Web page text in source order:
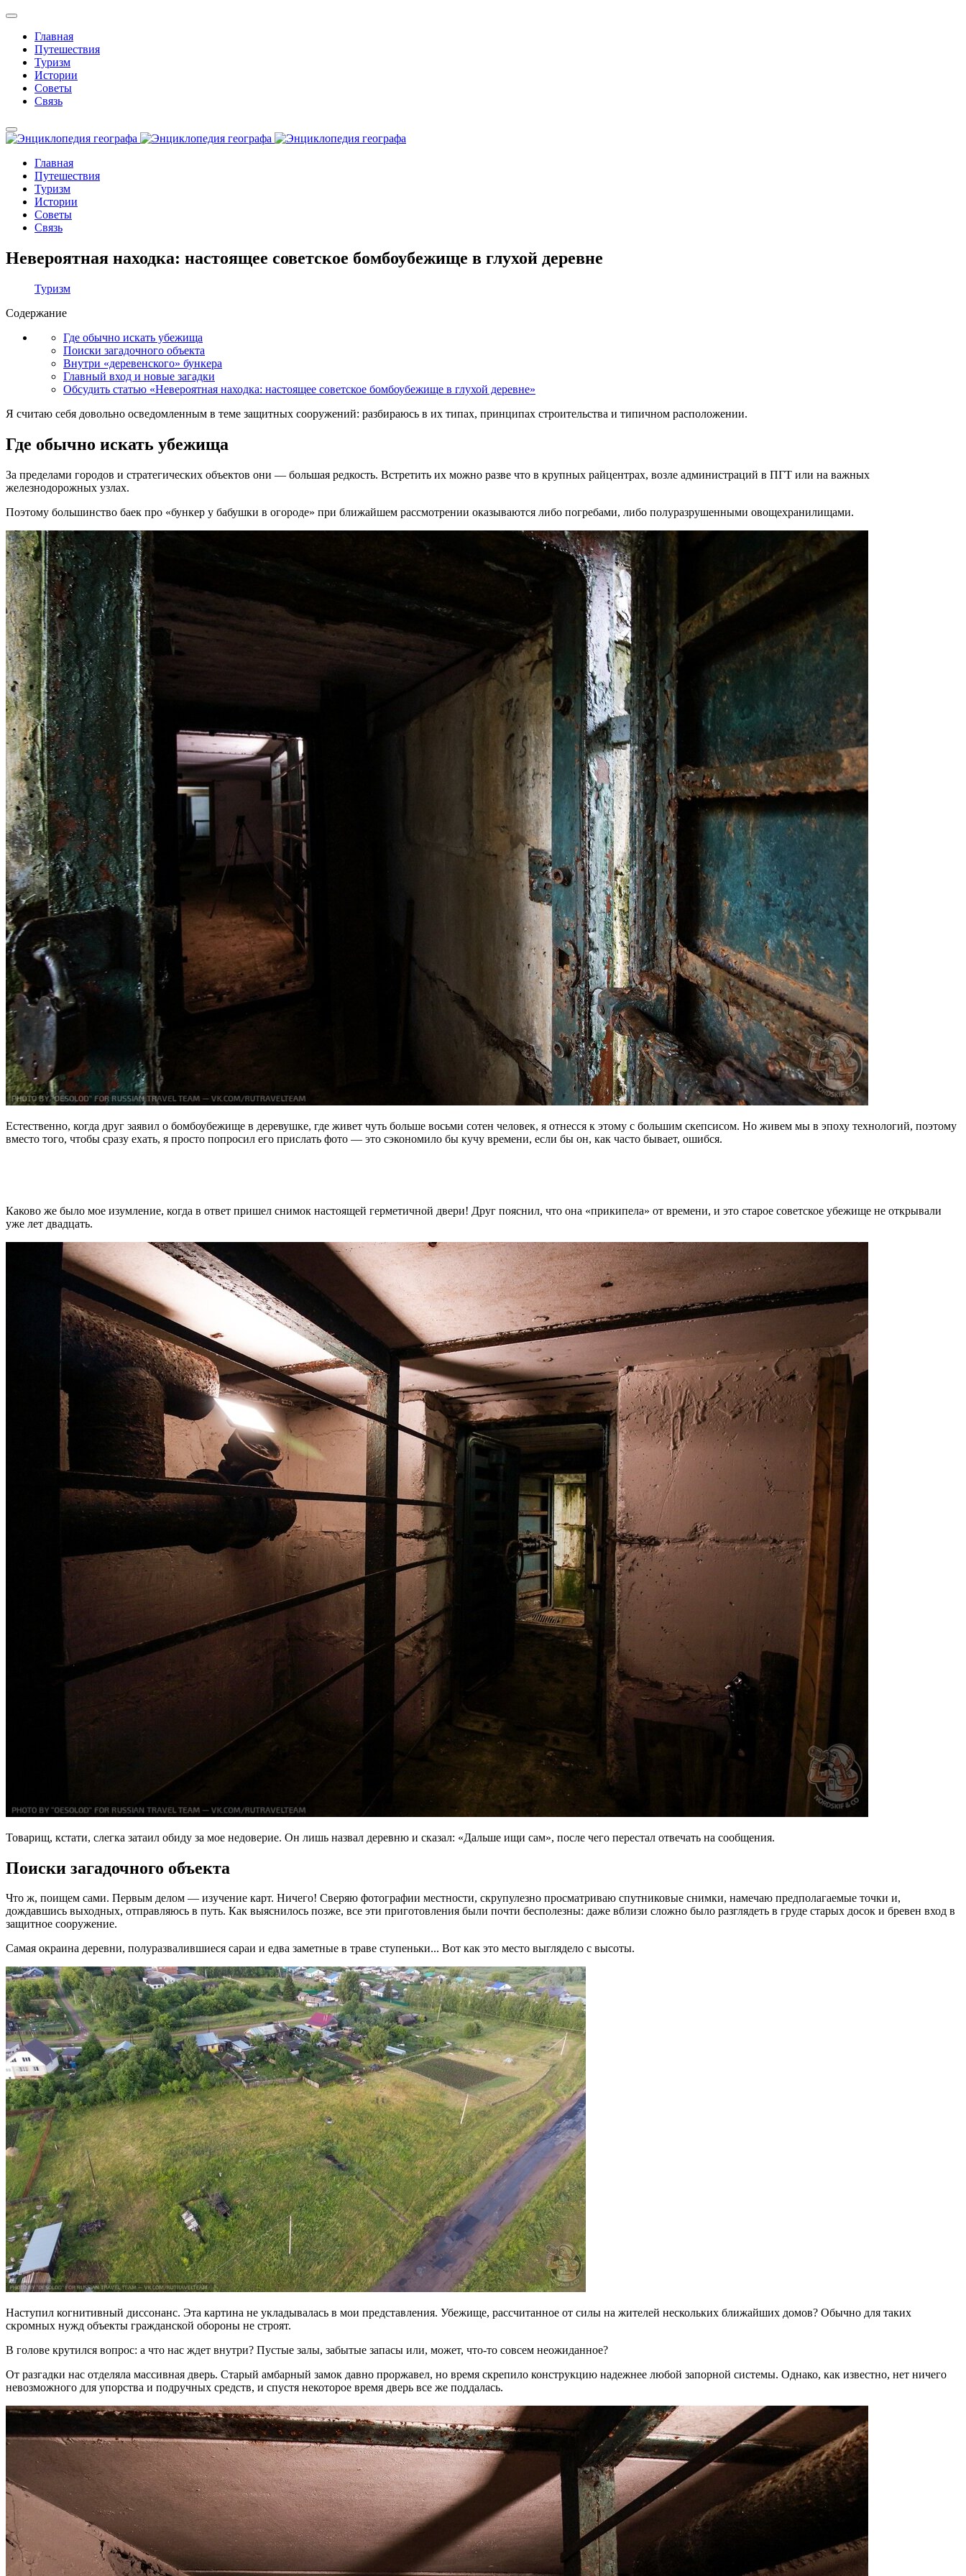
Главная
Путешествия
Туризм
Истории
Советы
Связь
Главная
Путешествия
Туризм
Истории
Советы
Связь
Невероятная находка: настоящее советское бомбоубежище в глухой деревне
Туризм
Содержание
Где обычно искать убежища
Поиски загадочного объекта
Внутри «деревенского» бункера
Главный вход и новые загадки
Обсудить статью «Невероятная находка: настоящее советское бомбоубежище в глухой деревне»
Я считаю себя довольно осведомленным в теме защитных сооружений: разбираюсь в их типах, принципах строительства и типичном расположении.
Где обычно искать убежища
За пределами городов и стратегических объектов они — большая редкость. Встретить их можно разве что в крупных райцентрах, возле администраций в ПГТ или на важных
железнодорожных узлах.
Поэтому большинство баек про «бункер у бабушки в огороде» при ближайшем рассмотрении оказываются либо погребами, либо полуразрушенными овощехранилищами.
Естественно, когда друг заявил о бомбоубежище в деревушке, где живет чуть больше восьми сотен человек, я отнесся к этому с большим скепсисом. Но живем мы в эпоху технологий, поэтому
вместо того, чтобы сразу ехать, я просто попросил его прислать фото — это сэкономило бы кучу времени, если бы он, как часто бывает, ошибся.
Каково же было мое изумление, когда в ответ пришел снимок настоящей герметичной двери! Друг пояснил, что она «прикипела» от времени, и это старое советское убежище не открывали
уже лет двадцать.
Товарищ, кстати, слегка затаил обиду за мое недоверие. Он лишь назвал деревню и сказал: «Дальше ищи сам», после чего перестал отвечать на сообщения.
Поиски загадочного объекта
Что ж, поищем сами. Первым делом — изучение карт. Ничего! Сверяю фотографии местности, скрупулезно просматриваю спутниковые снимки, намечаю предполагаемые точки и,
дождавшись выходных, отправляюсь в путь. Как выяснилось позже, все эти приготовления были почти бесполезны: даже вблизи сложно было разглядеть в груде старых досок и бревен вход в
защитное сооружение.
Самая окраина деревни, полуразвалившиеся сараи и едва заметные в траве ступеньки... Вот как это место выглядело с высоты.
Наступил когнитивный диссонанс. Эта картина не укладывалась в мои представления. Убежище, рассчитанное от силы на жителей нескольких ближайших домов? Обычно для таких
скромных нужд объекты гражданской обороны не строят.
В голове крутился вопрос: а что нас ждет внутри? Пустые залы, забытые запасы или, может, что-то совсем неожиданное?
От разгадки нас отделяла массивная дверь. Старый амбарный замок давно проржавел, но время скрепило конструкцию надежнее любой запорной системы. Однако, как известно, нет ничего
невозможного для упорства и подручных средств, и спустя некоторое время дверь все же поддалась.